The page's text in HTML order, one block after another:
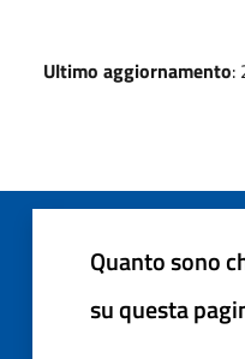
Ultimo aggiornamento:
Quanto sono
su questa